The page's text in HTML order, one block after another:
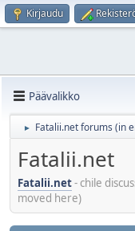
Kirjaudu
Päävalikko
► Fatalii.net forums (in
Fatalii.net
Fatalii.net- chile
moved here)